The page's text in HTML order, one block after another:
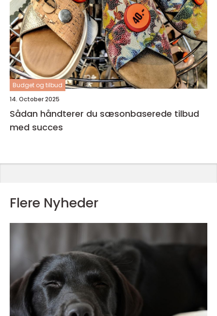
Budget og tilbud
14. October 2025
Sådan håndterer du sæsonbaserede tilbud
med succes
Flere Nyheder